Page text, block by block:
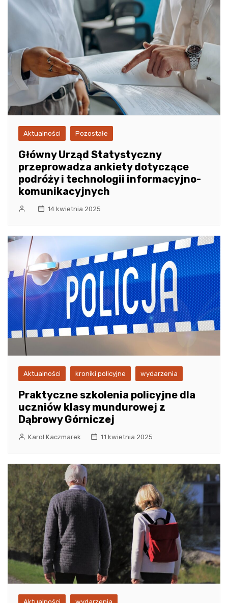
Aktualności Pozostałe
Główny Urząd Statystyczny
przeprowadza ankiety dotyczące
podróży i technologii informacyjno-
komunikacyjnych
14 kwietnia 2025
Aktualności kroniki policyjne wydarzenia
Praktyczne szkolenia policyjne dla
uczniów klasy mundurowej z
Dąbrowy Górniczej
Karol Kaczmarek 11 kwietnia 2025